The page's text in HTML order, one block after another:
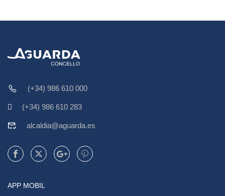
(+34) 986 610 000
(+34) 986 610 283
alcaldia@aguarda.es
APP MOBIL